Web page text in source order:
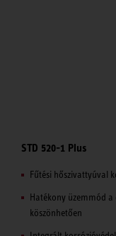
STD 520-1 Plus
Fűtési hőszivattyúval
Hatékony üzemmód a
köszönhetően